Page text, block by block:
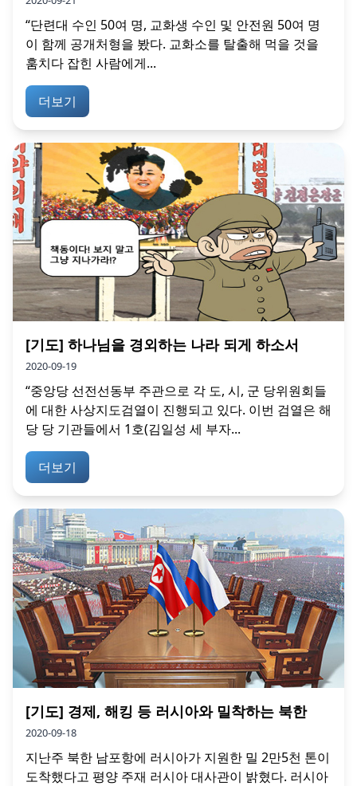
“단련대 수인 50여 명, 교화생 수인 및 안전원 50여 명
이 함께 공개처형을 봤다. 교화소를 탈출해 먹을 것을
훔치다 잡힌 사람에게...
더보기
[기도] 하나님을 경외하는 나라 되게 하소서
2020-09-19
“중앙당 선전선동부 주관으로 각 도, 시, 군 당위원회들
에 대한 사상지도검열이 진행되고 있다. 이번 검열은 해
당 당 기관들에서 1호(김일성 세 부자...
더보기
[기도] 경제, 해킹 등 러시아와 밀착하는 북한
2020-09-18
지난주 북한 남포항에 러시아가 지원한 밀 2만5천 톤이
도착했다고 평양 주재 러시아 대사관이 밝혔다. 러시아